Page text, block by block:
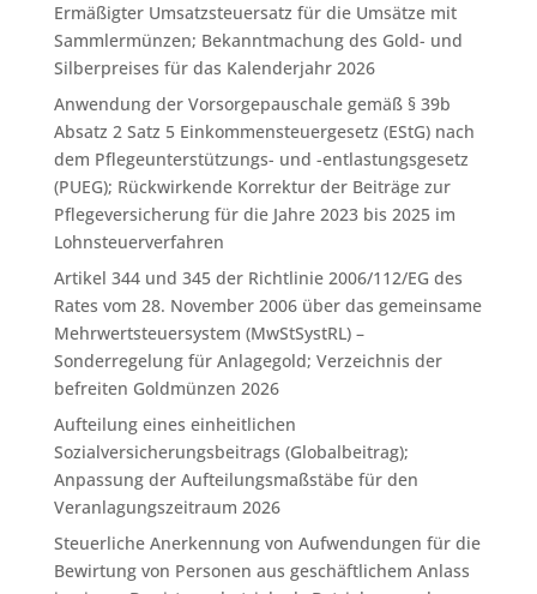
Ermäßigter Umsatzsteuersatz für die Umsätze mit
Sammlermünzen; Bekanntmachung des Gold- und
Silberpreises für das Kalenderjahr 2026
Anwendung der Vorsorgepauschale gemäß § 39b
Absatz 2 Satz 5 Einkommensteuergesetz (EStG) nach
dem Pflegeunterstützungs- und -entlastungsgesetz
(PUEG); Rückwirkende Korrektur der Beiträge zur
Pflegeversicherung für die Jahre 2023 bis 2025 im
Lohnsteuerverfahren
Artikel 344 und 345 der Richtlinie 2006/112/EG des
Rates vom 28. November 2006 über das gemeinsame
Mehrwertsteuersystem (MwStSystRL) –
Sonderregelung für Anlagegold; Verzeichnis der
befreiten Goldmünzen 2026
Aufteilung eines einheitlichen
Sozialversicherungsbeitrags (Globalbeitrag);
Anpassung der Aufteilungsmaßstäbe für den
Veranlagungszeitraum 2026
Steuerliche Anerkennung von Aufwendungen für die
Bewirtung von Personen aus geschäftlichem Anlass